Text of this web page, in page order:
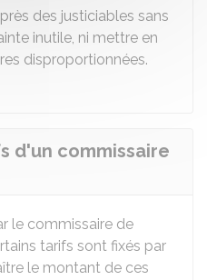
des justiciables sans
inutile, ni mettre en
disproportionnées.
d'un commissaire
le commissaire de
tarifs sont fixés par
le montant de ces